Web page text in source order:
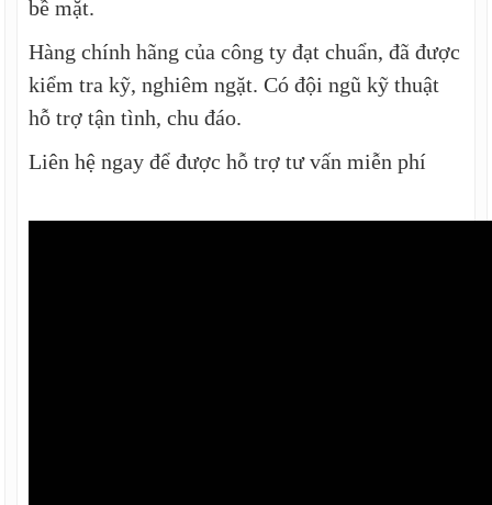
bề mặt.
Hàng chính hãng của công ty đạt chuẩn, đã được
kiểm tra kỹ, nghiêm ngặt. Có đội ngũ kỹ thuật
hỗ trợ tận tình, chu đáo.
Liên hệ ngay để được hỗ trợ tư vấn miễn phí